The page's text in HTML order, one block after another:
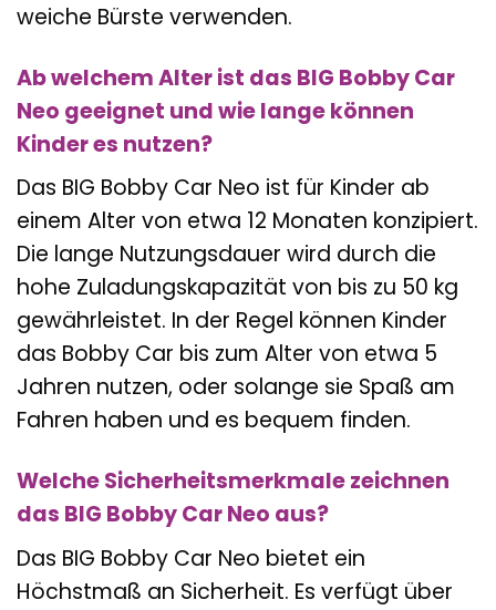
weiche Bürste verwenden.
Ab welchem Alter ist das BIG Bobby Car
Neo geeignet und wie lange können
Kinder es nutzen?
Das BIG Bobby Car Neo ist für Kinder ab
einem Alter von etwa 12 Monaten konzipiert.
Die lange Nutzungsdauer wird durch die
hohe Zuladungskapazität von bis zu 50 kg
gewährleistet. In der Regel können Kinder
das Bobby Car bis zum Alter von etwa 5
Jahren nutzen, oder solange sie Spaß am
Fahren haben und es bequem finden.
Welche Sicherheitsmerkmale zeichnen
das BIG Bobby Car Neo aus?
Das BIG Bobby Car Neo bietet ein
Höchstmaß an Sicherheit. Es verfügt über